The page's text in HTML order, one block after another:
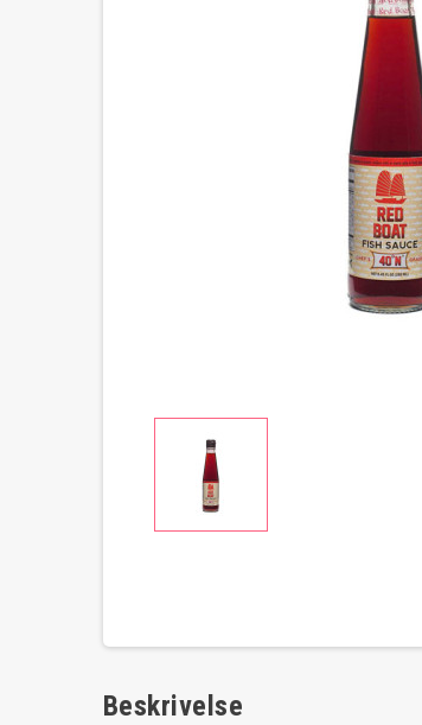
Beskrivelse